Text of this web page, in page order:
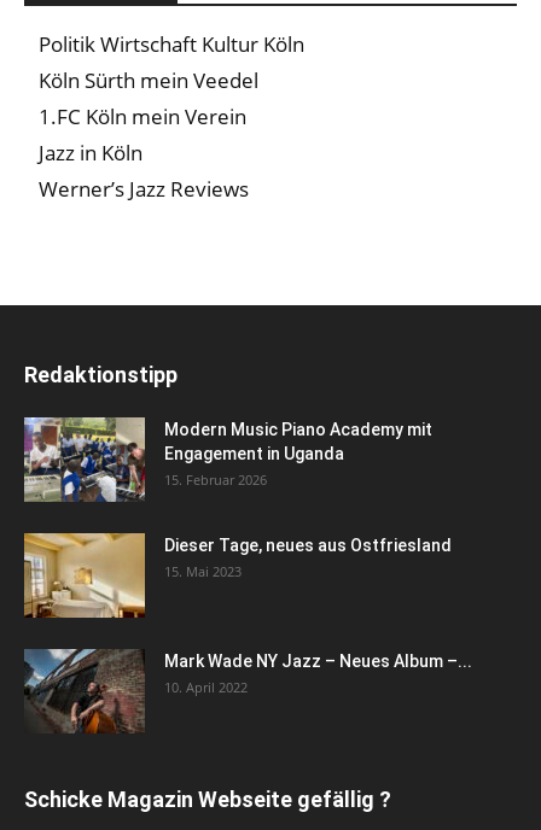
Politik Wirtschaft Kultur Köln
Köln Sürth mein Veedel
1.FC Köln mein Verein
Jazz in Köln
Werner’s Jazz Reviews
Redaktionstipp
Modern Music Piano Academy mit
Engagement in Uganda
15. Februar 2026
Dieser Tage, neues aus Ostfriesland
15. Mai 2023
Mark Wade NY Jazz – Neues Album –...
10. April 2022
Schicke Magazin Webseite gefällig ?